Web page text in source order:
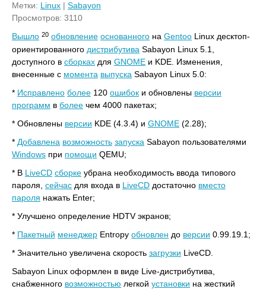
Метки: Linux | Sabayon
Просмотров: 3110
Вышло 20 обновление основанного на Gentoo Linux десктоп-
ориентированного дистрибутива Sabayon Linux 5.1,
доступного в сборках для GNOME и KDE. Изменения,
внесенные с момента выпуска Sabayon Linux 5.0:
* Исправлено более 120 ошибок и обновлены версии
программ в более чем 4000 пакетах;
* Обновлены версии KDE (4.3.4) и GNOME (2.28);
* Добавлена возможность запуска Sabayon пользователями
Windows при помощи QEMU;
* В LiveCD сборке убрана необходимость ввода типового
пароля, сейчас для входа в LiveCD достаточно вместо
пароля нажать Enter;
* Улучшено определение HDTV экранов;
* Пакетный менеджер Entropy обновлен до версии 0.99.19.1;
* Значительно увеличена скорость загрузки LiveCD.
Sabayon Linux оформлен в виде Live-дистрибутива,
снабженного возможностью легкой установки на жесткий